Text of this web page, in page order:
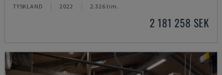
TYSKLAND 2022 2.326 tim.
2 181 258 SEK